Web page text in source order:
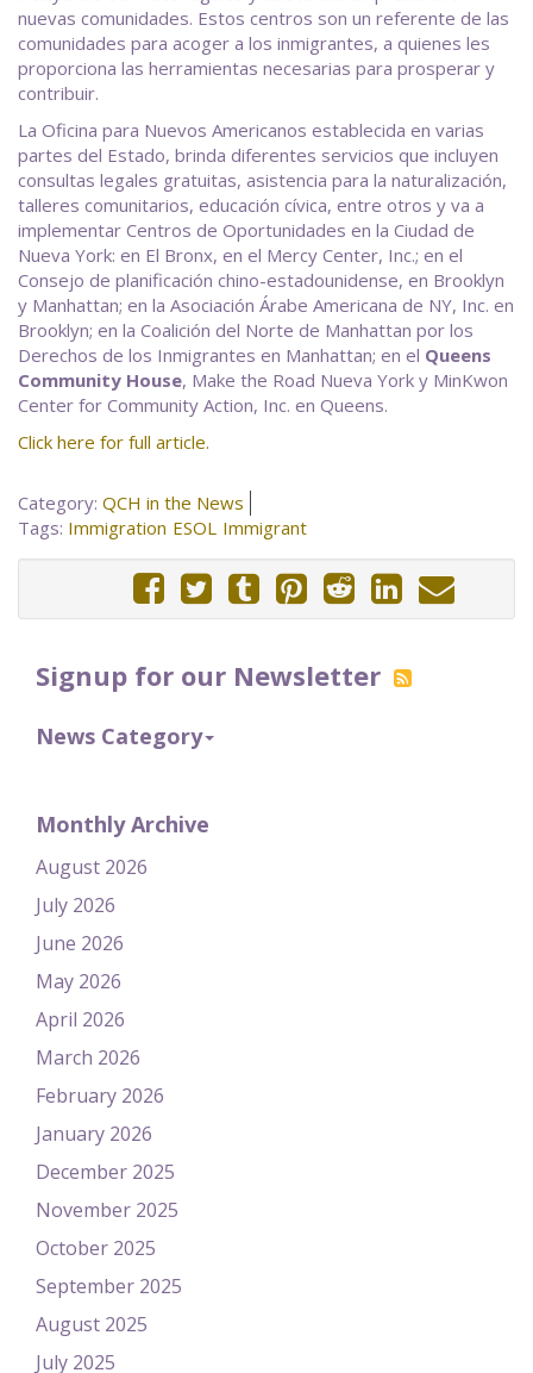
Signup for our Newsletter
News Category
Monthly Archive
August 2026
July 2026
June 2026
May 2026
April 2026
March 2026
February 2026
January 2026
December 2025
November 2025
October 2025
September 2025
August 2025
July 2025
nuevas comunidades. Estos centros son un referente de las
comunidades para acoger a los inmigrantes, a quienes les
proporciona las herramientas necesarias para prosperar y
contribuir.
La Oficina para Nuevos Americanos establecida en varias
partes del Estado, brinda diferentes servicios que incluyen
consultas legales gratuitas, asistencia para la naturalización,
talleres comunitarios, educación cívica, entre otros y va a
implementar Centros de Oportunidades en la Ciudad de
Nueva York: en El Bronx, en el Mercy Center, Inc.; en el
Consejo de planificación chino-estadounidense, en Brooklyn
y Manhattan; en la Asociación Árabe Americana de NY, Inc. en
Brooklyn; en la Coalición del Norte de Manhattan por los
Derechos de los Inmigrantes en Manhattan; en el Queens
Community House, Make the Road Nueva York y MinKwon
Center for Community Action, Inc. en Queens.
Click here for full article.
Category: QCH in the News
Tags: Immigration ESOL Immigrant